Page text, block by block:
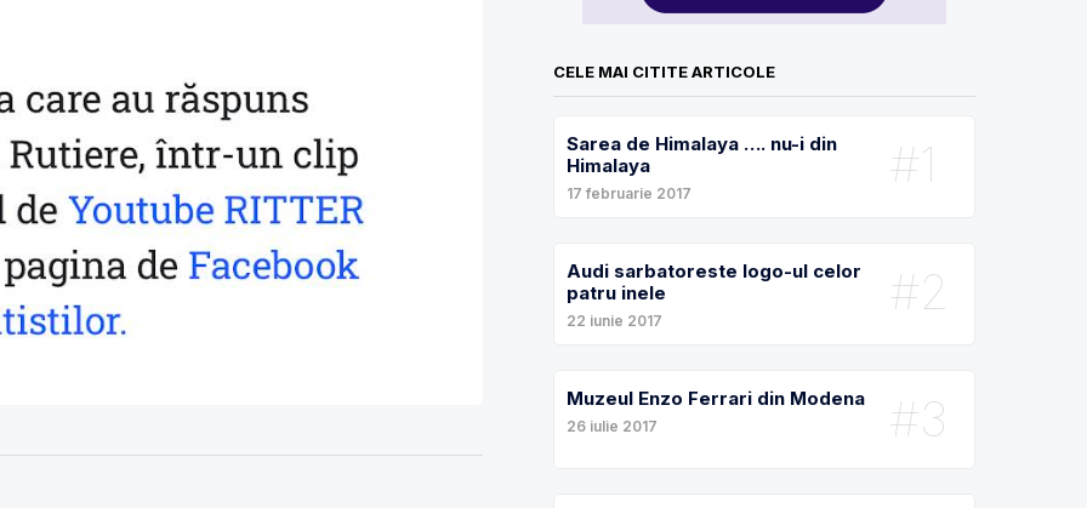
CELE MAI CITITE ARTICOLE
#1
Sarea de Himalaya …. nu-i din
Himalaya
17 februarie 2017
#2
Audi sarbatoreste logo-ul celor
patru inele
22 iunie 2017
#3
Muzeul Enzo Ferrari din Modena
26 iulie 2017